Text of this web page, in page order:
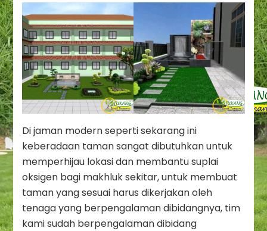
Di jaman modern seperti sekarang ini
keberadaan taman sangat dibutuhkan untuk
memperhijau lokasi dan membantu suplai
oksigen bagi makhluk sekitar, untuk membuat
taman yang sesuai harus dikerjakan oleh
tenaga yang berpengalaman dibidangnya, tim
kami sudah berpengalaman dibidang